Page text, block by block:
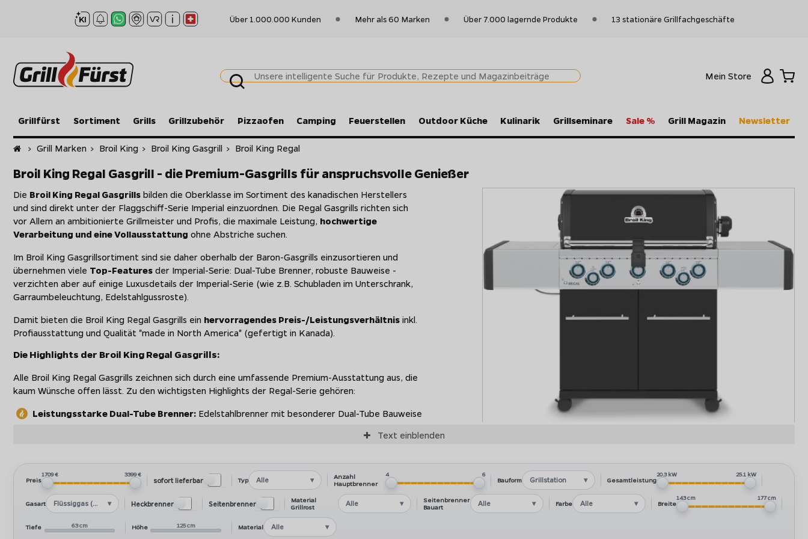
Über 1.000.000 Kunden Mehr als 60 Marken Über 7.000 lagernde Produkte 13 stationäre Grillfachgeschäfte
Mein Store
Grillfürst Sortiment Grills Grillzubehör Pizzaofen Camping Feuerstellen Outdoor Küche Kulinarik Grillseminare Sale % Grill Magazin Newsletter
Startseite
> Grill Marken > Broil King > Broil King Gasgrill > Broil King Regal
Broil King Regal Gasgrill - die Premium-Gasgrills für anspruchsvolle Genießer
Die Broil King Regal Gasgrills bilden die Oberklasse im Sortiment des kanadischen Herstellers
und sind direkt unter der Flaggschiff-Serie Imperial einzuordnen. Die Regal Gasgrills richten sich
vor Allem an ambitionierte Grillmeister und Profis, die maximale Leistung, hochwertige
Verarbeitung und eine Vollausstattung ohne Abstriche suchen.
Im Broil King Gasgrillsortiment sind sie daher oberhalb der Baron-Gasgrills einzusortieren und
übernehmen viele Top-Features der Imperial-Serie: Dual-Tube Brenner, robuste Bauweise -
verzichten aber auf einige Luxusdetails der Imperial-Serie (wie z.B. Schubladen im Unterschrank,
Garraumbeleuchtung, Edelstahlgussroste).
Damit bieten die Broil King Regal Gasgrills ein hervorragendes Preis-/Leistungsverhältnis inkl.
Profiausstattung und Qualität "made in North America" (gefertigt in Kanada).
Die Highlights der Broil King Regal Gasgrills:
Alle Broil King Regal Gasgrills zeichnen sich durch eine umfassende Premium-Ausstattung aus, die
kaum Wünsche offen lässt. Zu den wichtigsten Highlights der Regal-Serie gehören:
Leistungsstarke Dual-Tube Brenner: Edelstahlbrenner mit besonderer Dual-Tube Bauweise
perfekte Steaks, alle anderen Modelle sind mit einem klassischem Seitenkocher ausgestattet
Heckbrenner inkl. Rotisserie:Alle Regal Grills sind serienmäßig mit einem Edelstahl-
Backburner ausgestattet. Zusammen mit dem Drehspieß-Set inkl. Motor gelingen hiermit
perfekte Hähnchen oder Spießbraten
Smarte GrillsteuerungDie Regal Q Serie bietet die automatische Steuerung des
Text einblenden
Preis
1709 € 3399 €
sofort lieferbar Typ Alle
Anzahl
Hauptbrenner
4 6
Bauform Grillstation Gesamtleistung
20.3 kW 25.1 kW
Gasart Flüssiggas (LPG) Heckbrenner Seitenbrenner
Material
Grillrost
Alle
Seitenbrenner
Bauart
Alle Farbe Alle Breite
143 cm 177 cm
Tiefe 63 cm Höhe 125 cm Material Alle